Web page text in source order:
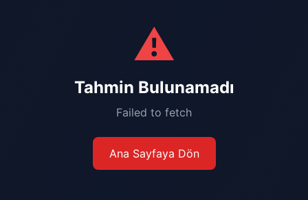
⚠️
Tahmin Bulunamadı
Failed to fetch
Ana Sayfaya Dön